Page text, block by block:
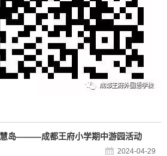
慧岛———成都王府小学期中游园活动
2024-04-29